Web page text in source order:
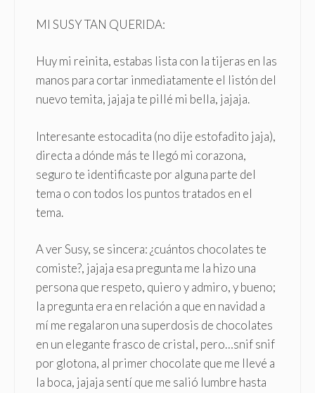
MI SUSY TAN QUERIDA:
Huy mi reinita, estabas lista con la tijeras en las
manos para cortar inmediatamente el listón del
nuevo temita, jajaja te pillé mi bella, jajaja.
Interesante estocadita (no dije estofadito jaja),
directa a dónde más te llegó mi corazona,
seguro te identificaste por alguna parte del
tema o con todos los puntos tratados en el
tema.
A ver Susy, se sincera: ¿cuántos chocolates te
comiste?, jajaja esa pregunta me la hizo una
persona que respeto, quiero y admiro, y bueno;
la pregunta era en relación a que en navidad a
mí me regalaron una superdosis de chocolates
en un elegante frasco de cristal, pero…snif snif
por glotona, al primer chocolate que me llevé a
la boca, jajaja sentí que me salió lumbre hasta